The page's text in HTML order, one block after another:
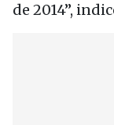
de 2014”,